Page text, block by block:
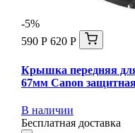
-5%
590 Р 620 Р
Крышка передняя
67мм Canon
В наличии
Бесплатная доставка